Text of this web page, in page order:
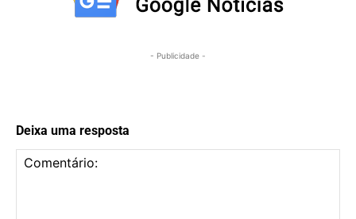
- Publicidade -
Deixa uma resposta